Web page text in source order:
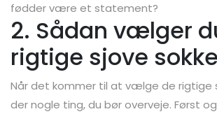
fødder være et statement?
2. Sådan vælger
rigtige sjove
Når det kommer til at vælge de rigtige
der nogle ting, du bør overveje. Først